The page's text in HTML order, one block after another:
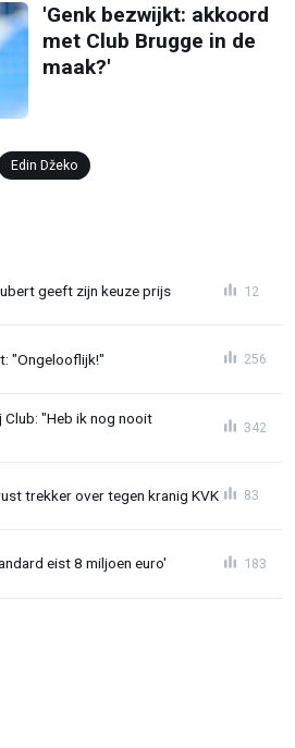
'Genk bezwijkt: akkoord
met Club Brugge in de
maak?'
Edin Džeko
geeft zijn keuze prijs 12
"Ongelooflijk!" 256
Club: "Heb ik nog nooit
342
trekker over tegen kranig KVK 83
eist 8 miljoen euro' 183